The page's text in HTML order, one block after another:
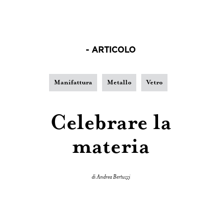
- ARTICOLO
Manifattura Metallo Vetro
Celebrare la
materia
di Andrea Bertuzzi